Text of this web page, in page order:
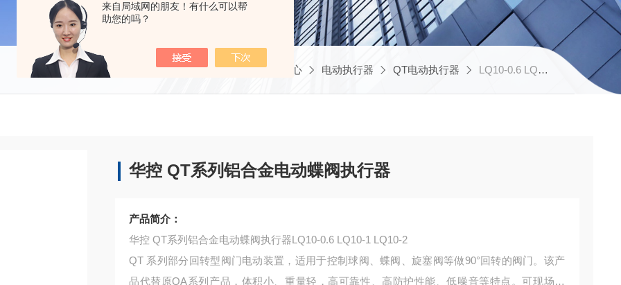
来自局域网的朋友！有什么可以帮
助您的吗？
当前位置：首页 产品中心 电动执行器 QT电动执行器 LQ10-0.6 LQ10-1 LQ10-2华控 QT系列铝合金电动蝶阀执行器
华控 QT系列铝合金电动蝶阀执行器
产品简介：
华控 QT系列铝合金电动蝶阀执行器LQ10-0.6 LQ10-1 LQ10-2
QT 系列部分回转型阀门电动装置，适用于控制球阀、蝶阀、旋塞阀等做90°回转的阀门。该产
品代替原QA系列产品，体积小、重量轻，高可靠性、高防护性能、低噪音等特点。可现场操